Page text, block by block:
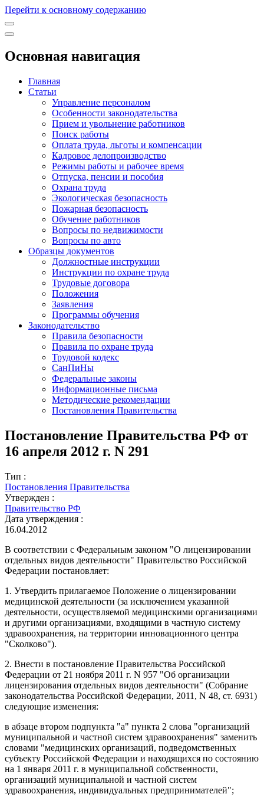
Перейти к основному содержанию
Основная навигация
Главная
Статьи
Управление персоналом
Особенности законодательства
Прием и увольнение работников
Поиск работы
Оплата труда, льготы и компенсации
Кадровое делопроизводство
Режимы работы и рабочее время
Отпуска, пенсии и пособия
Охрана труда
Экологическая безопасность
Пожарная безопасность
Обучение работников
Вопросы по недвижимости
Вопросы по авто
Образцы документов
Должностные инструкции
Инструкции по охране труда
Трудовые договора
Положения
Заявления
Программы обучения
Законодательство
Правила безопасности
Правила по охране труда
Трудовой кодекс
СанПиНы
Федеральные законы
Информационные письма
Методические рекомендации
Постановления Правительства
Постановление Правительства РФ от
16 апреля 2012 г. N 291
Тип :
Постановления Правительства
Утвержден :
Правительство РФ
Дата утверждения :
16.04.2012
В соответствии с Федеральным законом "О лицензировании
отдельных видов деятельности" Правительство Российской
Федерации постановляет:
1. Утвердить прилагаемое Положение о лицензировании
медицинской деятельности (за исключением указанной
деятельности, осуществляемой медицинскими организациями
и другими организациями, входящими в частную систему
здравоохранения, на территории инновационного центра
"Сколково").
2. Внести в постановление Правительства Российской
Федерации от 21 ноября 2011 г. N 957 "Об организации
лицензирования отдельных видов деятельности" (Собрание
законодательства Российской Федерации, 2011, N 48, ст. 6931)
следующие изменения:
в абзаце втором подпункта "а" пункта 2 слова "организаций
муниципальной и частной систем здравоохранения" заменить
словами "медицинских организаций, подведомственных
субъекту Российской Федерации и находящихся по состоянию
на 1 января 2011 г. в муниципальной собственности,
организаций муниципальной и частной систем
здравоохранения, индивидуальных предпринимателей";